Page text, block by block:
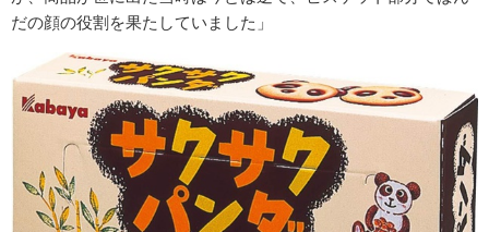
だの顔の役割を果たしていました」